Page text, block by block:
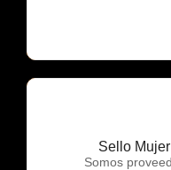
Sello
Somos